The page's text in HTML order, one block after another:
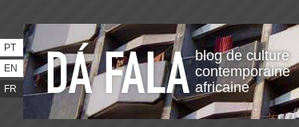
blog de culture
contemporaine
africaine
PT
EN
FR